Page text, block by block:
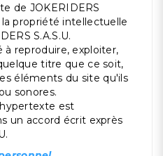
de JOKERIDERS
propriété intellectuelle
S.A.S.U.
reproduire, exploiter,
titre que ce soit,
éléments du site qu'ils
sonores.
est
un accord écrit exprès